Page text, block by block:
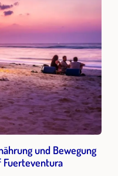
und Bewegung
Leistung im Beruf auf Fuerteventura